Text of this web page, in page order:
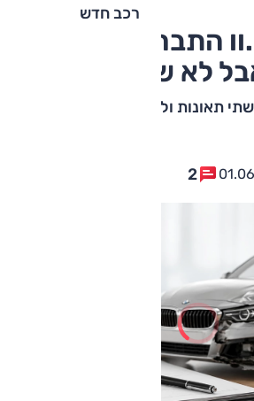
רכב חדש
התבררה
לא של הנהג
תאונות ולמרמה אחרי שכבר קבעה
2